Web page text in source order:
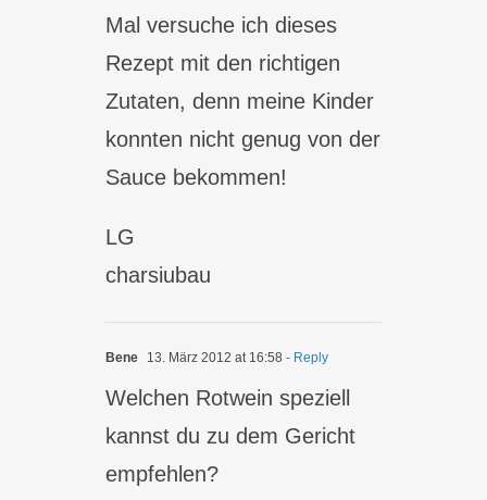
Mal versuche ich dieses
Rezept mit den richtigen
Zutaten, denn meine Kinder
konnten nicht genug von der
Sauce bekommen!
LG
charsiubau
Bene 13. März 2012 at 16:58 - Reply
Welchen Rotwein speziell
kannst du zu dem Gericht
empfehlen?